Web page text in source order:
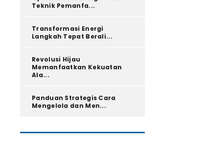
Teknik Pemanfa...
Transformasi Energi
Langkah Tepat Berali...
Revolusi Hijau
Memanfaatkan Kekuatan
Ala...
Panduan Strategis Cara
Mengelola dan Men...